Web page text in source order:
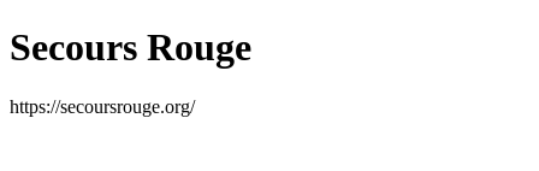
Secours Rouge
https://secoursrouge.org/